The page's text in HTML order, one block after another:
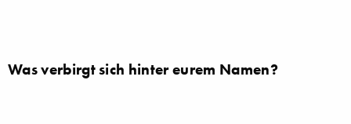
Was verbirgt sich hinter eurem Namen?